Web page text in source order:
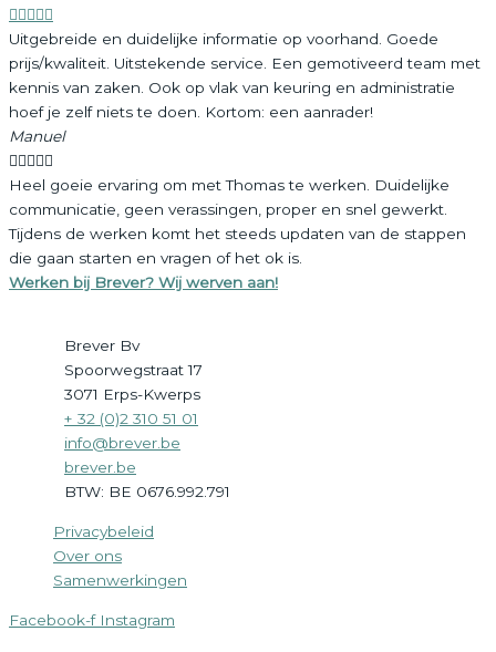

Uitgebreide en duidelijke informatie op voorhand. Goede
prijs/kwaliteit. Uitstekende service. Een gemotiveerd team met
kennis van zaken. Ook op vlak van keuring en administratie
hoef je zelf niets te doen. Kortom: een aanrader!
Manuel

Heel goeie ervaring om met Thomas te werken. Duidelijke
communicatie, geen verassingen, proper en snel gewerkt.
Tijdens de werken komt het steeds updaten van de stappen
die gaan starten en vragen of het ok is.
Werken bij Brever? Wij werven aan!
Brever Bv
Spoorwegstraat 17
3071 Erps-Kwerps
+ 32 (0)2 310 51 01
info@brever.be
brever.be
BTW: BE 0676.992.791
Privacybeleid
Over ons
Samenwerkingen
Facebook-f Instagram